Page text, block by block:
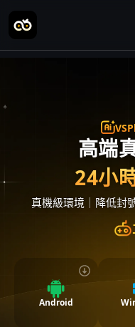
高端
24小
真機級環境 降低封
Android